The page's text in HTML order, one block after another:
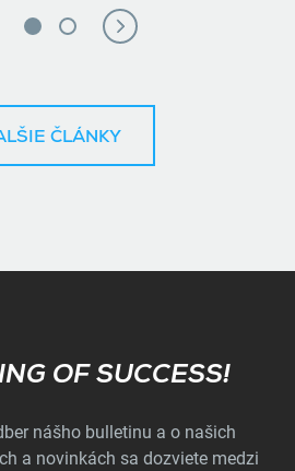
ČLÁNKY
Subscribe
OF SUCCESS!
nášho bulletinu a o našich
a novinkách sa dozviete medzi